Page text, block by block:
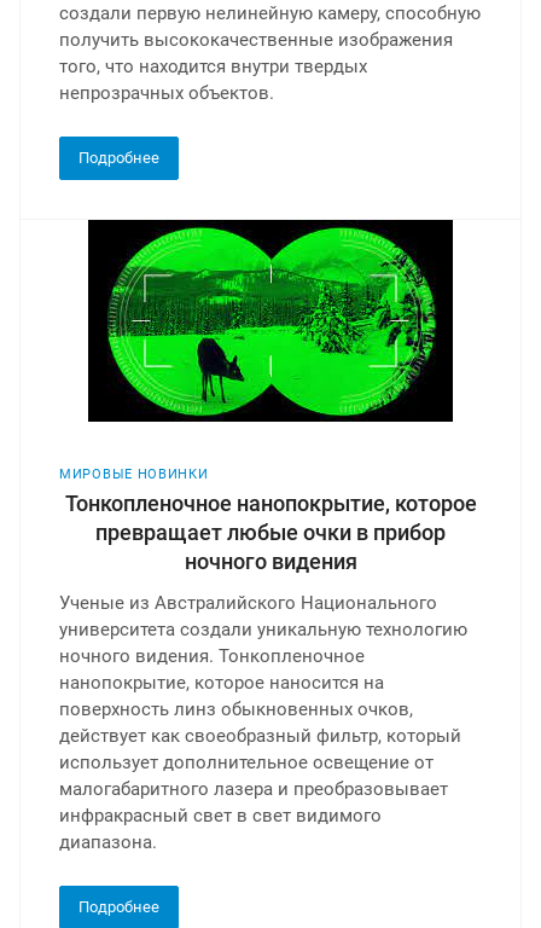
создали первую нелинейную камеру, способную
получить высококачественные изображения
того, что находится внутри твердых
непрозрачных объектов.
Подробнее
МИРОВЫЕ НОВИНКИ
Тонкопленочное нанопокрытие, которое
превращает любые очки в прибор
ночного видения
Ученые из Австралийского Национального
университета создали уникальную технологию
ночного видения. Тонкопленочное
нанопокрытие, которое наносится на
поверхность линз обыкновенных очков,
действует как своеобразный фильтр, который
использует дополнительное освещение от
малогабаритного лазера и преобразовывает
инфракрасный свет в свет видимого
диапазона.
Подробнее